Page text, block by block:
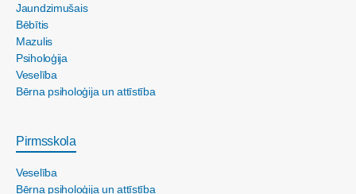
Jaundzimušais
Bēbītis
Mazulis
Psiholoģija
Veselība
Bērna psiholoģija un attīstība
Pirmsskola
Veselība
Bērna psiholoģija un attīstība